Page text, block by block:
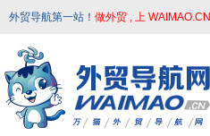
外贸导航第一站！ 做外贸 , 上 WAIMAO.CN